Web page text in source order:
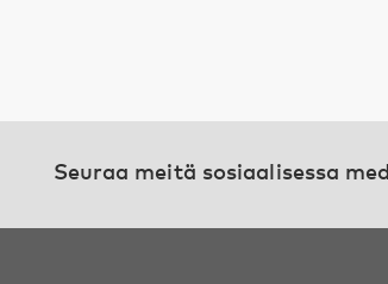
Seuraa meitä sosiaalisessa